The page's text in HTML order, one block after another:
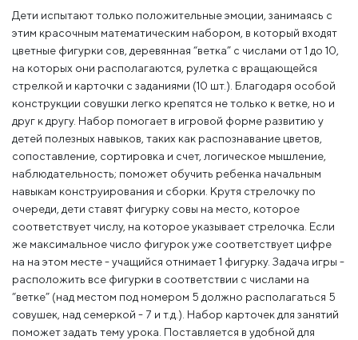
Дети испытают только положительные эмоции, занимаясь с
этим красочным математическим набором, в который входят
цветные фигурки сов, деревянная “ветка” с числами от 1 до 10,
на которых они располагаются, рулетка с вращающейся
стрелкой и карточки с заданиями (10 шт.). Благодаря особой
конструкции совушки легко крепятся не только к ветке, но и
друг к другу. Набор помогает в игровой форме развитию у
детей полезных навыков, таких как распознавание цветов,
сопоставление, сортировка и счет, логическое мышление,
наблюдательность; поможет обучить ребенка начальным
навыкам конструирования и сборки. Крутя стрелочку по
очереди, дети ставят фигурку совы на место, которое
соответствует числу, на которое указывает стрелочка. Если
же максимальное число фигурок уже соответствует цифре
на на этом месте - учащийся отнимает 1 фигурку. Задача игры -
расположить все фигурки в соответствии с числами на
“ветке” (над местом под номером 5 должно располагаться 5
совушек, над семеркой - 7 и т.д.). Набор карточек для занятий
поможет задать тему урока. Поставляется в удобной для